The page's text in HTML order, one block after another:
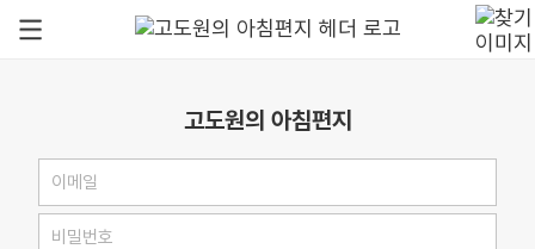
고도원의 아침편지